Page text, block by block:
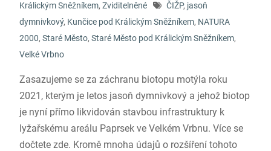
Králickým Sněžníkem, Zviditelněné ČIŽP, jasoň
dymnivkový, Kunčice pod Králickým Sněžníkem, NATURA
2000, Staré Město, Staré Město pod Králickým Sněžníkem,
Velké Vrbno
Zasazujeme se za záchranu biotopu motýla roku
2021, kterým je letos jasoň dymnivkový a jehož biotop
je nyní přímo likvidován stavbou infrastruktury k
lyžařskému areálu Paprsek ve Velkém Vrbnu. Více se
dočtete zde. Kromě mnoha údajů o rozšíření tohoto